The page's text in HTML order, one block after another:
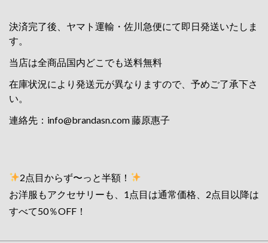
決済完了後、ヤマト運輸・佐川急便にて即日発送いたしま
す。
当店は全商品国内どこでも送料無料
在庫状況により発送元が異なりますので、予めご了承下さ
い。
連絡先： info@brandasn.com藤原惠子
2点目からず〜っと半額！
お洋服もアクセサリーも、1点目は通常価格、2点目以降は
すべて50％OFF！